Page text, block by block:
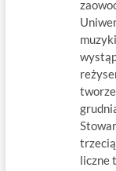
liczne